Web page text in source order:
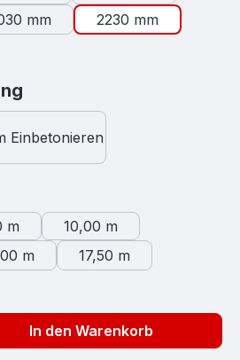
mm
2230 mm
Einbetonieren
m
10,00 m
m
17,50 m
In den Warenkorb